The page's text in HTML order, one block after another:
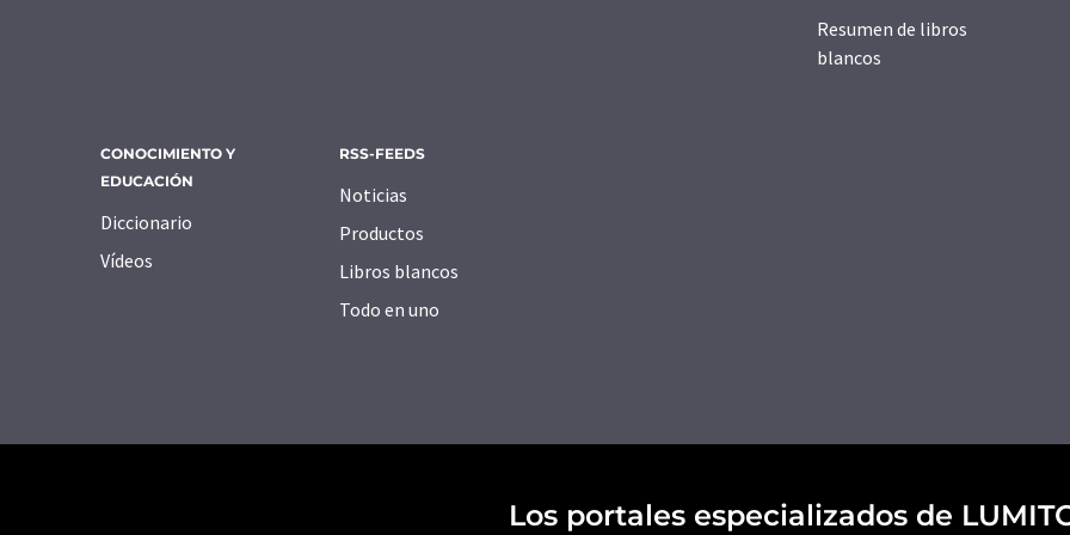
Resumen de libros
blancos
CONOCIMIENTO Y
EDUCACIÓN
Diccionario
Vídeos
RSS-FEEDS
Noticias
Productos
Libros blancos
Todo en uno
Los portales especializados de